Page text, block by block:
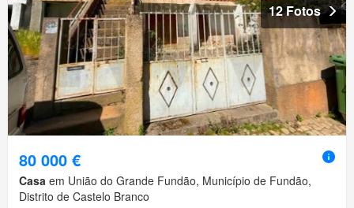
12 Fotos
80 000 €
Casa em União do Grande Fundão, Município de Fundão,
Distrito de Castelo Branco